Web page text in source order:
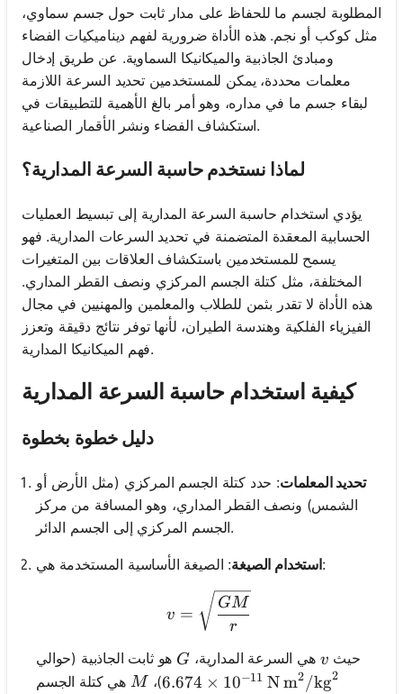
المطلوبة لجسم ما للحفاظ على مدار ثابت حول جسم سماوي،
مثل كوكب أو نجم. هذه الأداة ضرورية لفهم ديناميكيات الفضاء
ومبادئ الجاذبية والميكانيكا السماوية. عن طريق إدخال
معلمات محددة، يمكن للمستخدمين تحديد السرعة اللازمة
لبقاء جسم ما في مداره، وهو أمر بالغ الأهمية للتطبيقات في
استكشاف الفضاء ونشر الأقمار الصناعية.
لماذا نستخدم حاسبة السرعة المدارية؟
يؤدي استخدام حاسبة السرعة المدارية إلى تبسيط العمليات
الحسابية المعقدة المتضمنة في تحديد السرعات المدارية. فهو
يسمح للمستخدمين باستكشاف العلاقات بين المتغيرات
المختلفة، مثل كتلة الجسم المركزي ونصف القطر المداري.
هذه الأداة لا تقدر بثمن للطلاب والمعلمين والمهنيين في مجال
الفيزياء الفلكية وهندسة الطيران، لأنها توفر نتائج دقيقة وتعزز
فهم الميكانيكا المدارية.
كيفية استخدام حاسبة السرعة المدارية
دليل خطوة بخطوة
تحديد المعلمات: حدد كتلة الجسم المركزي (مثل الأرض أو
الشمس) ونصف القطر المداري، وهو المسافة من مركز
الجسم المركزي إلى الجسم الدائر.
استخدام الصيغة: الصيغة الأساسية المستخدمة هي:
v = \sqrt{\frac{GM}{r}}
v =
r
GM
حيث v
v هي السرعة المدارية، G
G هو ثابت الجاذبية (حوالي
6.674 \times 10^{-11} \,
6.674 × 10−11 N m2/kg2 )،M
M هي كتلة الجسم